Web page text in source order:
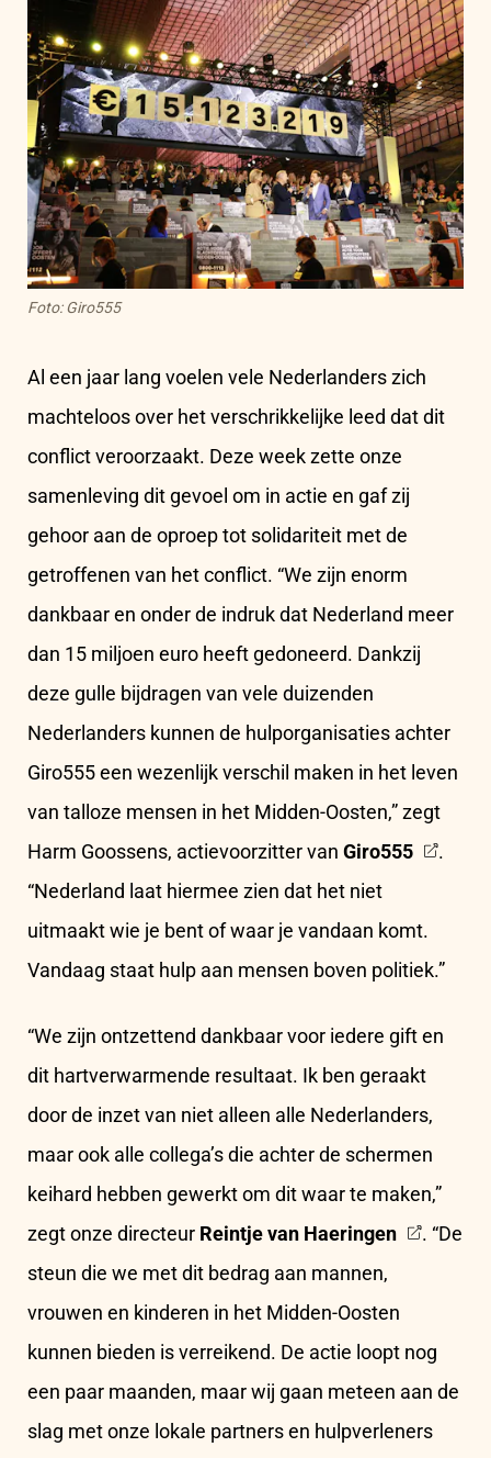
Foto: Giro555
Al een jaar lang voelen vele Nederlanders zich
machteloos over het verschrikkelijke leed dat dit
conflict veroorzaakt. Deze week zette onze
samenleving dit gevoel om in actie en gaf zij
gehoor aan de oproep tot solidariteit met de
getroffenen van het conflict. “We zijn enorm
dankbaar en onder de indruk dat Nederland meer
dan 15 miljoen euro heeft gedoneerd. Dankzij
deze gulle bijdragen van vele duizenden
Nederlanders kunnen de hulporganisaties achter
Giro555 een wezenlijk verschil maken in het leven
van talloze mensen in het Midden-Oosten,” zegt
Harm Goossens, actievoorzitter van Giro555
.
“Nederland laat hiermee zien dat het niet
uitmaakt wie je bent of waar je vandaan komt.
Vandaag staat hulp aan mensen boven politiek.”
“We zijn ontzettend dankbaar voor iedere gift en
dit hartverwarmende resultaat. Ik ben geraakt
door de inzet van niet alleen alle Nederlanders,
maar ook alle collega’s die achter de schermen
keihard hebben gewerkt om dit waar te maken,”
zegt onze directeur Reintje van Haeringen
. “De
steun die we met dit bedrag aan mannen,
vrouwen en kinderen in het Midden-Oosten
kunnen bieden is verreikend. De actie loopt nog
een paar maanden, maar wij gaan meteen aan de
slag met onze lokale partners en hulpverleners